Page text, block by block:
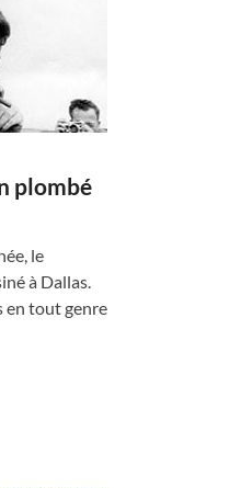
plombé
le
à Dallas.
en tout genre